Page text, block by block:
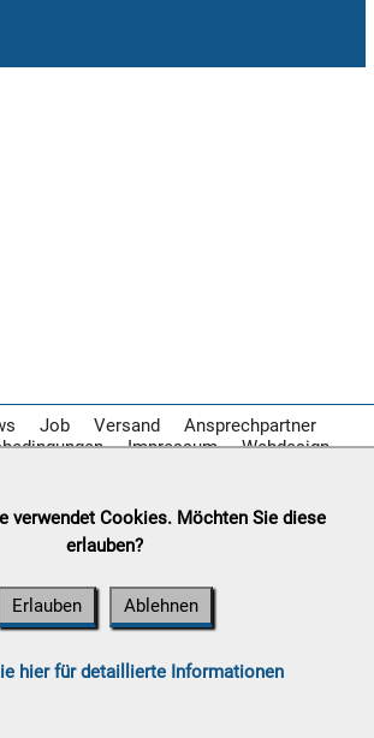
Job Versand
Ansprechpartner
Impressum Webdesign
verwendet Cookies. Möchten Sie diese
erlauben?
Erlauben Ablehnen
hier für detaillierte Informationen